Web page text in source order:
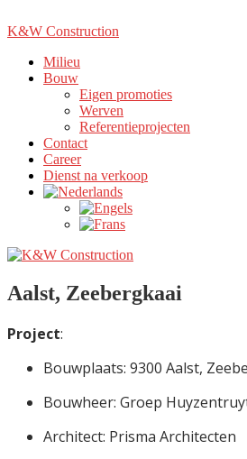
K&W Construction
Milieu
Bouw
Eigen promoties
Werven
Referentieprojecten
Contact
Career
Dienst na verkoop
Aalst, Zeebergkaai
Project:
Bouwplaats: 9300 Aalst,
Bouwheer: Groep
Architect: Prisma Architecten